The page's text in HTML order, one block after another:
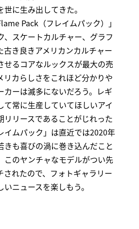
に生み出してきた。
Pack（フレイムパック）」
、スケートカルチャー、グラフ
古き良きアメリカンカルチャー
せるコアなルックスが最大の売
リカらしさをこれほど分かりや
カーは滅多にないだろう。レギ
て常に生産していてほしいアイ
リリースであることがじれった
イムパック」は直近では2020年
きも喜びの渦に巻き込んだこと
このヤンチャなモデルがつい先
されたので、フォトギャラリー
ニュースを楽しもう。